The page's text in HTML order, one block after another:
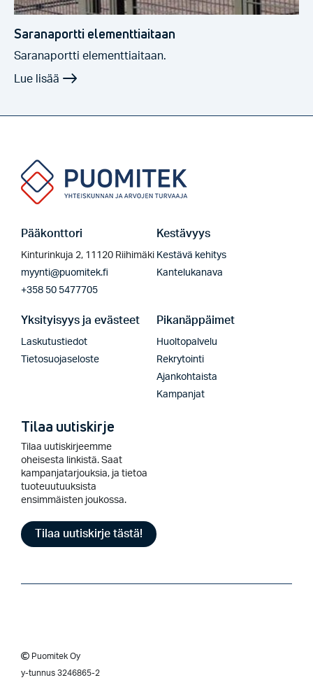
Saranaportti elementtiaitaan
Saranaportti elementtiaitaan.
Pääkonttori
Kinturinkuja 2, 11120 Riihimäki
myynti@puomitek.fi
+358 50 5477705
Kestävyys
Kestävä kehitys
Kantelukanava
Yksityisyys ja evästeet
Laskutustiedot
Tietosuojaseloste
Pikanäppäimet
Huoltopalvelu
Rekrytointi
Ajankohtaista
Kampanjat
Tilaa uutiskirje
Tilaa uutiskirjeemme
oheisesta linkistä. Saat
kampanjatarjouksia, ja tietoa
tuoteuutuuksista
ensimmäisten joukossa.
Tilaa uutiskirje tästä!
Puomitek Oy
y-tunnus 3246865-2